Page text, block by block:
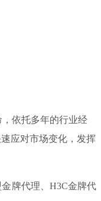
依托多年的行业经
应对市场变化，发挥
牌代理、H3C金牌代